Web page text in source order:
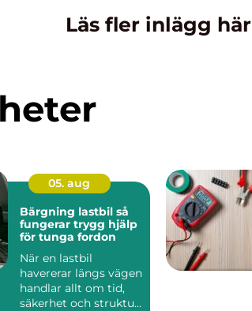
Läs fler inlägg här
05. aug
Bärgning lastbil så
fungerar trygg hjälp
för tunga fordon
När en lastbil
havererar längs vägen
handlar allt om tid,
säkerhet och struktur.